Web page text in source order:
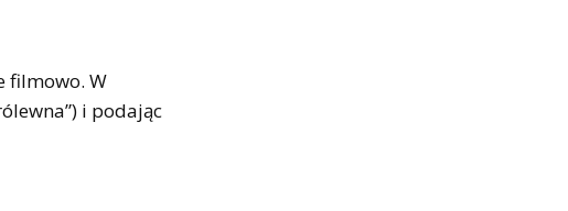
filmowo. W
i podając